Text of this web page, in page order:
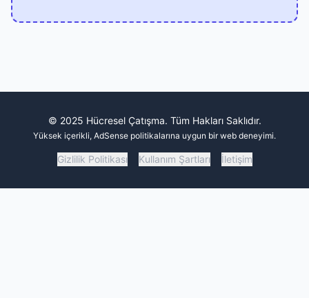
© 2025 Hücresel Çatışma. Tüm Hakları Saklıdır.
Yüksek içerikli, AdSense politikalarına uygun bir web deneyimi.
Gizlilik Politikası Kullanım Şartları İletişim